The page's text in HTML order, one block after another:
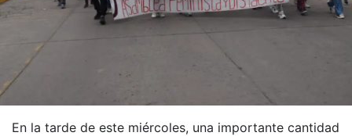
En la tarde de este miércoles, una importante cantidad